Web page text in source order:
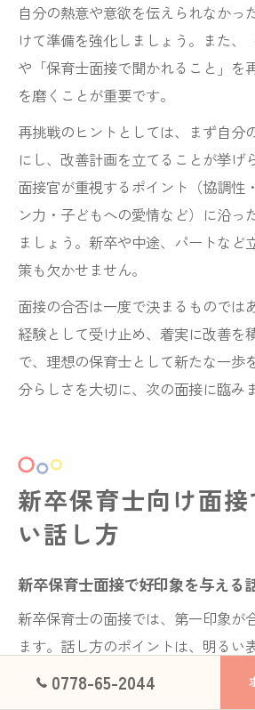
自分の熱意や意欲を伝えられなかっ
けて準備を強化しましょう。また、
や「保育士面接で聞かれること」を
を磨くことが重要です。
再挑戦のヒントとしては、まず自分
にし、改善計画を立てることが挙げ
面接官が重視するポイント（協調性
ン力・子どもへの愛情など）に沿っ
ましょう。新卒や中途、パートなど
策も欠かせません。
面接の合否は一度で決まるものでは
経験として受け止め、着実に改善を
で、理想の保育士として新たな一歩
分らしさを大切に、次の面接に臨み
新卒保育士向け面
い話し方
新卒保育士面接で好印象を与える
新卒保育士の面接では、第一印象が
ます。話し方のポイントは、明るい
た声、そして相手の目を見るアイコ
0778-65-2044